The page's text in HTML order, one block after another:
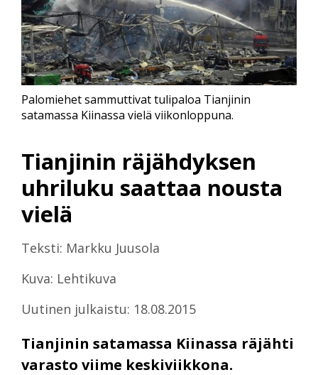
Tianjinin räjähdyksen
uhriluku saattaa nousta
vielä
Teksti: Markku Juusola
Kuva: Lehtikuva
Uutinen julkaistu: 18.08.2015
Tianjinin satamassa Kiinassa räjähti
varasto viime keskiviikkona.
Palomiehet sammuttivat tulipaloa Tianjinin
satamassa Kiinassa vielä viikonloppuna.